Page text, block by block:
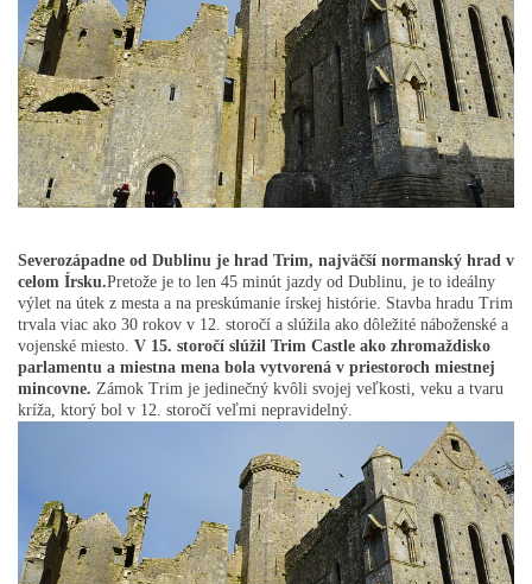
Severozápadne od Dublinu je hrad Trim, najväčší normanský hrad v
celom Írsku.Pretože je to len 45 minút jazdy od Dublinu, je to ideálny
výlet na útek z mesta a na preskúmanie írskej histórie. Stavba hradu Trim
trvala viac ako 30 rokov v 12. storočí a slúžila ako dôležité náboženské a
vojenské miesto. V 15. storočí slúžil Trim Castle ako zhromaždisko
parlamentu a miestna mena bola vytvorená v priestoroch miestnej
mincovne. Zámok Trim je jedinečný kvôli svojej veľkosti, veku a tvaru
kríža, ktorý bol v 12. storočí veľmi nepravidelný.